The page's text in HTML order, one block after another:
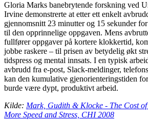
Gloria Marks banebrytende forskning ved
Irvine demonstrerte at etter ett enkelt
gjennomsnitt 23 minutter og 15 sekunder
til den opprinnelige oppgaven. Mens
fullfører oppgaver på kortere klokkertid,
jobbe raskere – til prisen av betydelig økt
tidspress og mental innsats. I en typisk
avbrudd fra e-post, Slack-meldinger,
kan den kumulative gjenorienteringstiden
burde være dypt, produktivt arbeid.
Kilde: Mark, Gudith & Klocke - The Cost
More Speed and Stress, CHI 2008